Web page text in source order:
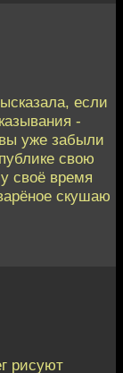
если
-
уже забыли
свою
своё время
скушаю
рисуют